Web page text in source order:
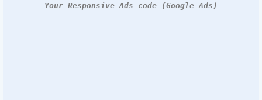
Your Responsive Ads code (Google Ads)